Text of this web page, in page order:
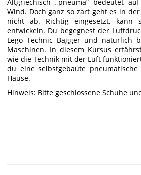
Altgriechisch „pneuma“ bedeutet
Wind. Doch ganz so zart geht es in
nicht ab. Richtig eingesetzt, kann
entwickeln. Du begegnest der
Lego Technic Bagger und natürlich
Maschinen. In diesem Kursus
wie die Technik mit der Luft
du eine selbstgebaute
Hause.
Hinweis: Bitte geschlossene Schuhe